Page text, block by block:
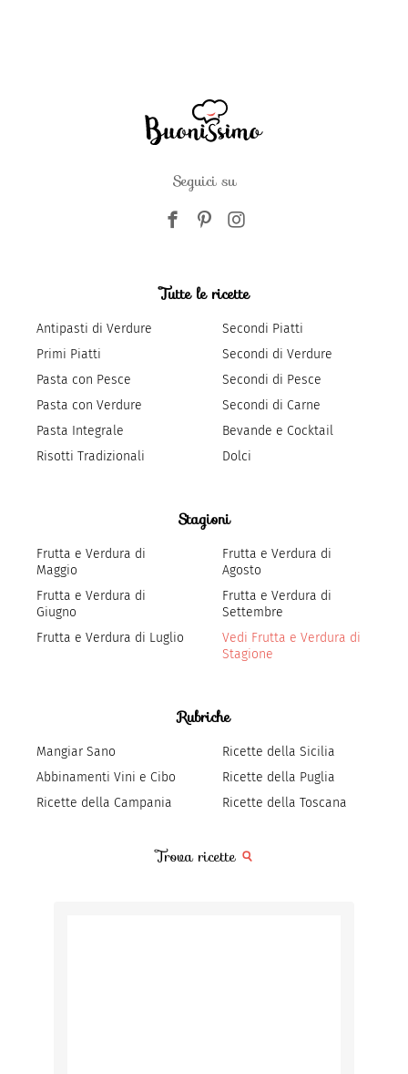
Seguici su
Tutte le ricette
Antipasti di Verdure
Primi Piatti
Pasta con Pesce
Pasta con Verdure
Pasta Integrale
Risotti Tradizionali
Secondi Piatti
Secondi di Verdure
Secondi di Pesce
Secondi di Carne
Bevande e Cocktail
Dolci
Stagioni
Frutta e Verdura di
Maggio
Frutta e Verdura di
Giugno
Frutta e Verdura di Luglio
Frutta e Verdura di
Agosto
Frutta e Verdura di
Settembre
Vedi Frutta e Verdura di
Stagione
Rubriche
Mangiar Sano
Abbinamenti Vini e Cibo
Ricette della Campania
Ricette della Sicilia
Ricette della Puglia
Ricette della Toscana
Trova ricette